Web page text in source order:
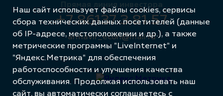
Прямая линия инвестора
+7 86137 3 81 57
armavir_econ@mail.ru
Наш сайт использует файлы cookies, сервисы
сбора технических данных посетителей (данные
об IP-адресе, местоположении и др.), а также
метрические программы "LiveInternet" и
"Яндекс.Метрика" для обеспечения
работоспособности и улучшения качества
обслуживания. Продолжая использовать наш
сайт, вы автоматически соглашаетесь с